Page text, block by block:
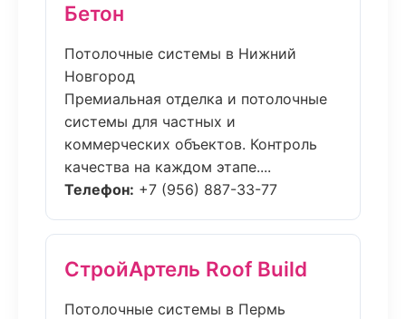
Бетон
Потолочные системы в Нижний
Новгород
Премиальная отделка и потолочные
системы для частных и
коммерческих объектов. Контроль
качества на каждом этапе....
Телефон: +7 (956) 887-33-77
СтройАртель Roof Build
Потолочные системы в Пермь